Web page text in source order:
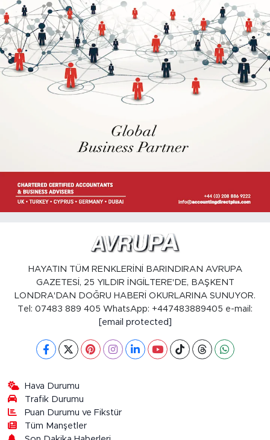
HAYATIN TÜM RENKLERİNİ BARINDIRAN AVRUPA
GAZETESİ, 25 YILDIR İNGİLTERE'DE, BAŞKENT
LONDRA'DAN DOĞRU HABERİ OKURLARINA SUNUYOR.
Tel: 07483 889 405 WhatsApp: +447483889405 e-mail:
[email protected]
Hava Durumu
Trafik Durumu
Puan Durumu ve Fikstür
Tüm Manşetler